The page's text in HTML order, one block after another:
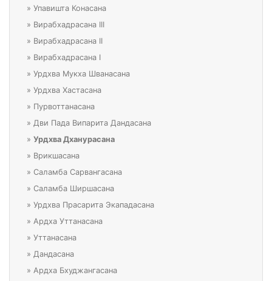
» Упавишта Конасана
» Вирабхадрасана III
» Вирабхадрасана II
» Вирабхадрасана I
» Урдхва Мукха Шванасана
» Урдхва Хастасана
» Пурвоттанасана
» Дви Пада Випарита Дандасана
» Урдхва Дханурасана
» Врикшасана
» Саламба Сарвангасана
» Саламба Ширшасана
» Урдхва Прасарита Экападасана
» Ардха Уттанасана
» Уттанасана
» Дандасана
» Ардха Бхуджангасана